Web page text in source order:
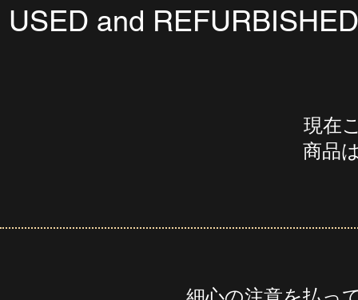
USED and REFURBISHED
現在
商品